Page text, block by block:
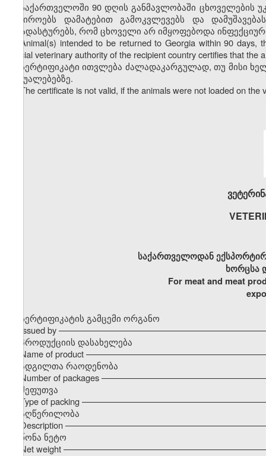
საქართველოში 90 დღის განმავლობაში ცხოველების
საჭიროებს დამატებით გამოკვლევებს და
დაადასტურებს, რომ ცხოველი არ იმყოფებოდა
Animal(s) intended to be returned to Georgia within 90
official veterinary authority of the recipient country certifies that
სერტიფიკატი ითვლება ძალადაკარგულად, თუ მისი
საშუალებებზე.
The certificate is not valid, if the animals were not loaded on
საქართველოდან
ხორცსა
For meat and meat
სერტიფიკატის გამცემი ორგანო
Issued by
პროდუქციის დასახელება
Name of product
ადგილთა რაოდენობა
Number of packages
შეფუთვა
Type of packing
აღწერილობა
Description
წონა ნეტო
Net weight